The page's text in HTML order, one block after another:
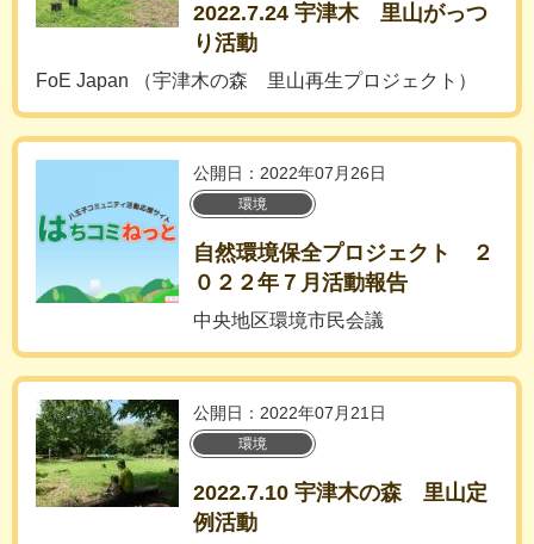
2022.7.24 宇津木 里山がっつ
り活動
FoE Japan （宇津木の森 里山再生プロジェクト）
公開日：2022年07月26日
環境
自然環境保全プロジェクト ２
０２２年７月活動報告
中央地区環境市民会議
公開日：2022年07月21日
環境
2022.7.10 宇津木の森 里山定
例活動